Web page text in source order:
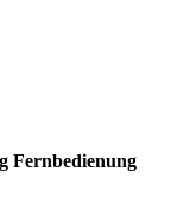
Fernbedienung